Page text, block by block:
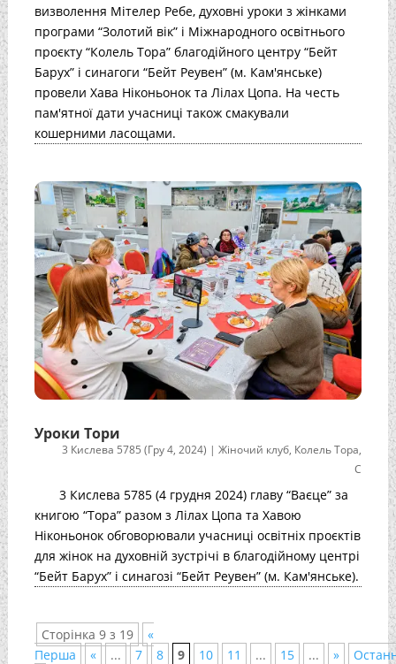
визволення Мітелер Ребе, духовні уроки з жінками
програми “Золотий вік” і Міжнародного освітнього
проєкту “Колель Тора” благодійного центру “Бейт
Барух” і синагоги “Бейт Реувен” (м. Кам'янське)
провели Хава Ніконьонок та Лілах Цопа. На честь
пам'ятної дати учасниці також смакували
кошерними ласощами.
Уроки Тори
3 Кислева 5785 (Гру 4, 2024) |Жіночий клуб, Колель Тора,
С
3 Кислева 5785 (4 грудня 2024) главу “Ваєце” за
книгою “Тора” разом з Лілах Цопа та Хавою
Ніконьонок обговорювали учасниці освітніх проєктів
для жінок на духовній зустрічі в благодійному центрі
“Бейт Барух” і синагозі “Бейт Реувен” (м. Кам'янське).
Сторінка 9 з 19
«
Перша
« ... 7 8 9 10 11 ... 15 ... »